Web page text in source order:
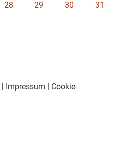
28 29 30
31
| Impressum | Cookie-